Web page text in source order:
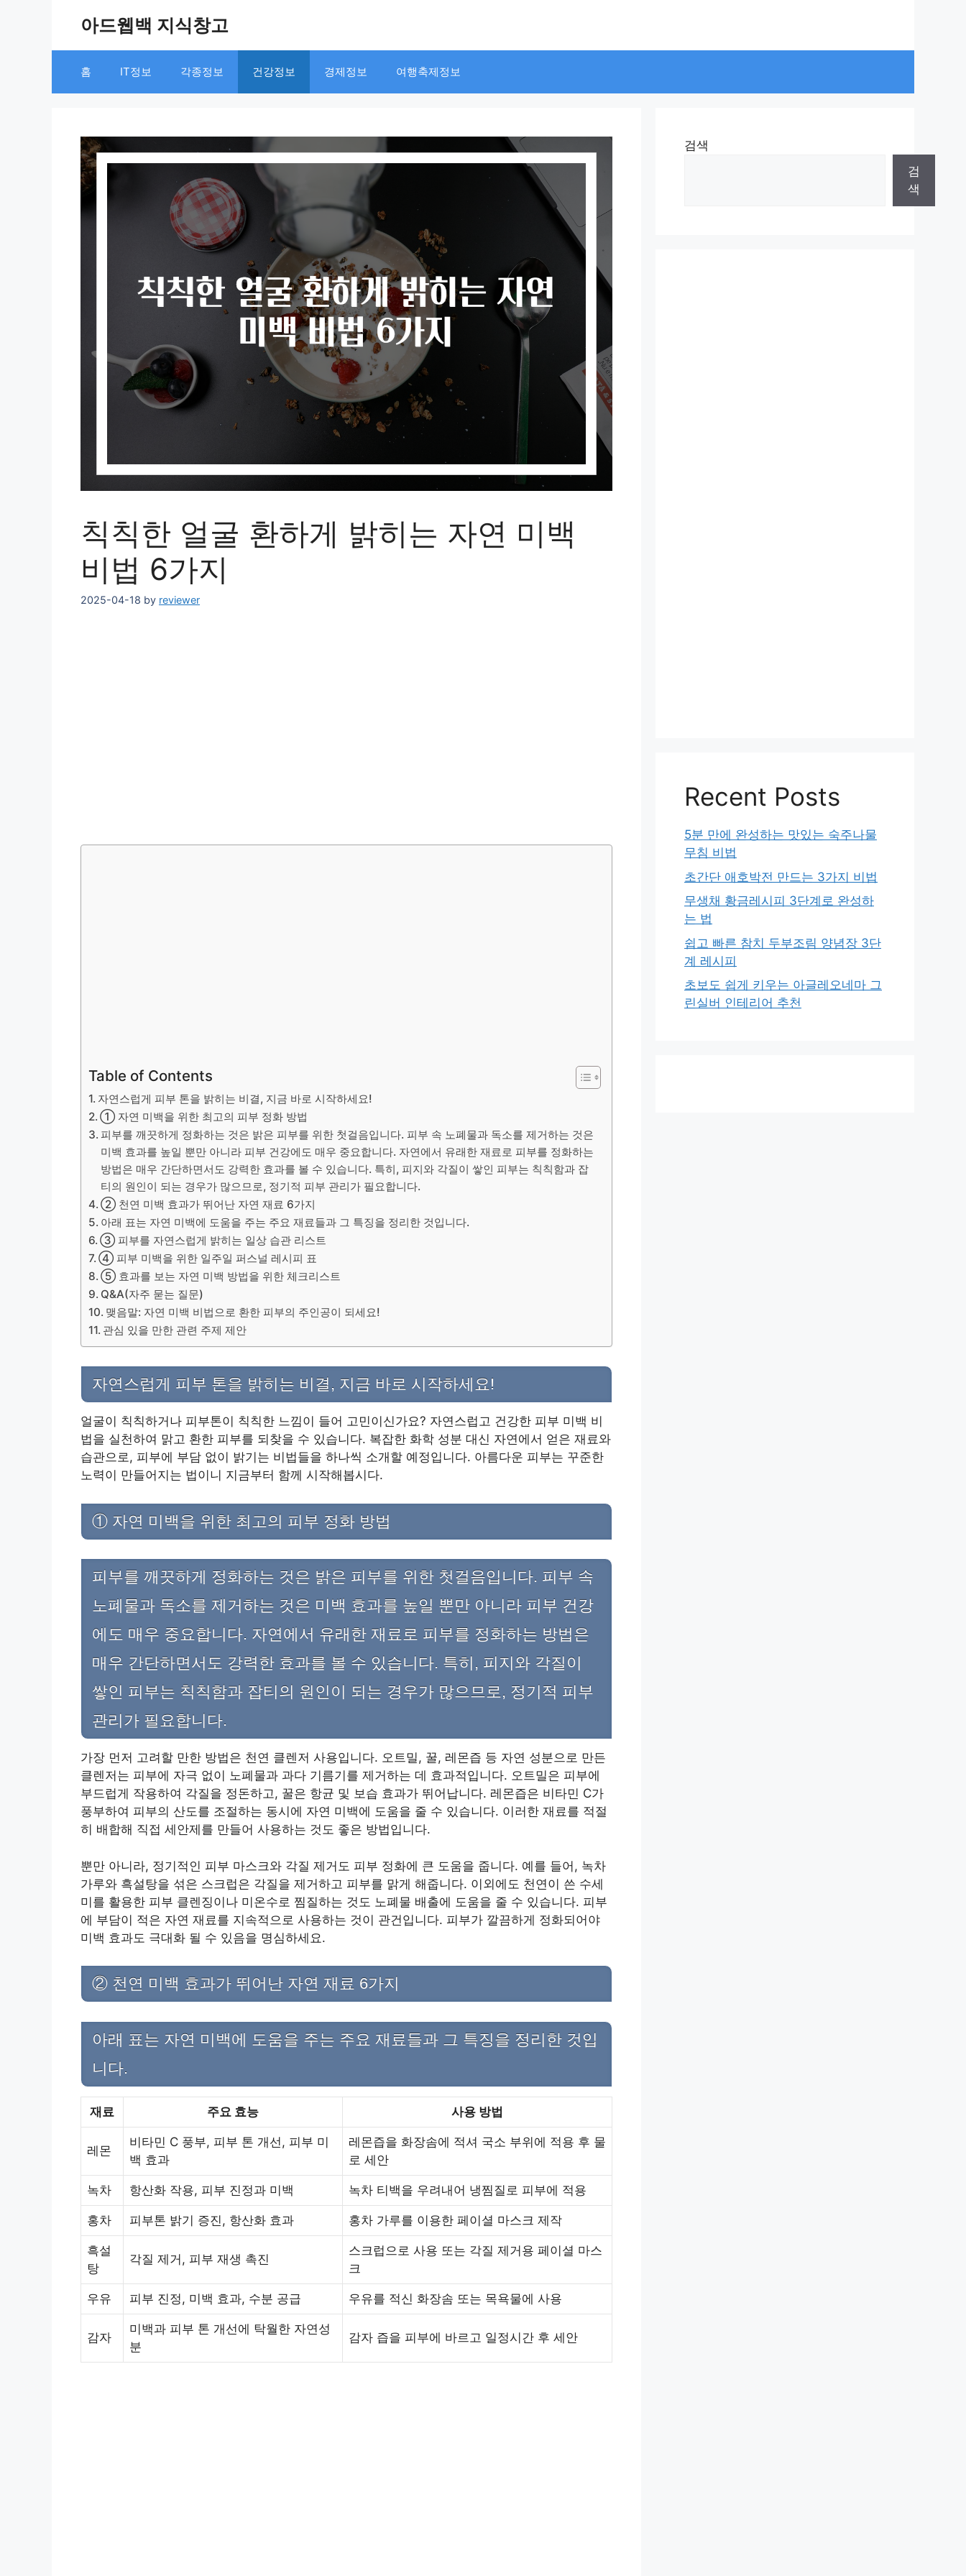
아드웹백 지식창고
홈 IT정보 각종정보 건강정보 경제정보 여행축제정보
칙칙한 얼굴 환하게 밝히는 자연 미백
비법 6가지
2025-04-18 by reviewer
Table of Contents
자연스럽게 피부 톤을 밝히는 비결, 지금 바로 시작하세요!
① 자연 미백을 위한 최고의 피부 정화 방법
피부를 깨끗하게 정화하는 것은 밝은 피부를 위한 첫걸음입니다. 피부 속 노폐물과 독소를 제거하는 것은
미백 효과를 높일 뿐만 아니라 피부 건강에도 매우 중요합니다. 자연에서 유래한 재료로 피부를 정화하는
방법은 매우 간단하면서도 강력한 효과를 볼 수 있습니다. 특히, 피지와 각질이 쌓인 피부는 칙칙함과 잡
티의 원인이 되는 경우가 많으므로, 정기적 피부 관리가 필요합니다.
② 천연 미백 효과가 뛰어난 자연 재료 6가지
아래 표는 자연 미백에 도움을 주는 주요 재료들과 그 특징을 정리한 것입니다.
③ 피부를 자연스럽게 밝히는 일상 습관 리스트
④ 피부 미백을 위한 일주일 퍼스널 레시피 표
⑤ 효과를 보는 자연 미백 방법을 위한 체크리스트
Q&A(자주 묻는 질문)
맺음말: 자연 미백 비법으로 환한 피부의 주인공이 되세요!
관심 있을 만한 관련 주제 제안
자연스럽게 피부 톤을 밝히는 비결, 지금 바로 시작하세요!
얼굴이 칙칙하거나 피부톤이 칙칙한 느낌이 들어 고민이신가요? 자연스럽고 건강한 피부 미백 비
법을 실천하여 맑고 환한 피부를 되찾을 수 있습니다. 복잡한 화학 성분 대신 자연에서 얻은 재료와
습관으로, 피부에 부담 없이 밝기는 비법들을 하나씩 소개할 예정입니다. 아름다운 피부는 꾸준한
노력이 만들어지는 법이니 지금부터 함께 시작해봅시다.
① 자연 미백을 위한 최고의 피부 정화 방법
피부를 깨끗하게 정화하는 것은 밝은 피부를 위한 첫걸음입니다. 피부 속
노폐물과 독소를 제거하는 것은 미백 효과를 높일 뿐만 아니라 피부 건강
에도 매우 중요합니다. 자연에서 유래한 재료로 피부를 정화하는 방법은
매우 간단하면서도 강력한 효과를 볼 수 있습니다. 특히, 피지와 각질이
쌓인 피부는 칙칙함과 잡티의 원인이 되는 경우가 많으므로, 정기적 피부
관리가 필요합니다.
가장 먼저 고려할 만한 방법은 천연 클렌저 사용입니다. 오트밀, 꿀, 레몬즙 등 자연 성분으로 만든
클렌저는 피부에 자극 없이 노폐물과 과다 기름기를 제거하는 데 효과적입니다. 오트밀은 피부에
부드럽게 작용하여 각질을 정돈하고, 꿀은 항균 및 보습 효과가 뛰어납니다. 레몬즙은 비타민 C가
풍부하여 피부의 산도를 조절하는 동시에 자연 미백에 도움을 줄 수 있습니다. 이러한 재료를 적절
히 배합해 직접 세안제를 만들어 사용하는 것도 좋은 방법입니다.
뿐만 아니라, 정기적인 피부 마스크와 각질 제거도 피부 정화에 큰 도움을 줍니다. 예를 들어, 녹차
가루와 흑설탕을 섞은 스크럽은 각질을 제거하고 피부를 맑게 해줍니다. 이외에도 천연이 쓴 수세
미를 활용한 피부 클렌징이나 미온수로 찜질하는 것도 노폐물 배출에 도움을 줄 수 있습니다. 피부
에 부담이 적은 자연 재료를 지속적으로 사용하는 것이 관건입니다. 피부가 깔끔하게 정화되어야
미백 효과도 극대화 될 수 있음을 명심하세요.
② 천연 미백 효과가 뛰어난 자연 재료 6가지
아래 표는 자연 미백에 도움을 주는 주요 재료들과 그 특징을 정리한 것입
니다.
재료 주요 효능 사용 방법
레몬
비타민 C 풍부, 피부 톤 개선, 피부 미
백 효과
레몬즙을 화장솜에 적셔 국소 부위에 적용 후 물
로 세안
녹차 항산화 작용, 피부 진정과 미백 녹차 티백을 우려내어 냉찜질로 피부에 적용
홍차 피부톤 밝기 증진, 항산화 효과 홍차 가루를 이용한 페이셜 마스크 제작
흑설
탕
각질 제거, 피부 재생 촉진
스크럽으로 사용 또는 각질 제거용 페이셜 마스
크
우유 피부 진정, 미백 효과, 수분 공급 우유를 적신 화장솜 또는 목욕물에 사용
감자
미백과 피부 톤 개선에 탁월한 자연성
분
감자 즙을 피부에 바르고 일정시간 후 세안
검색
검
색
Recent Posts
5분 만에 완성하는 맛있는 숙주나물
무침 비법
초간단 애호박전 만드는 3가지 비법
무생채 황금레시피 3단계로 완성하
는 법
쉽고 빠른 참치 두부조림 양념장 3단
계 레시피
초보도 쉽게 키우는 아글레오네마 그
린실버 인테리어 추천